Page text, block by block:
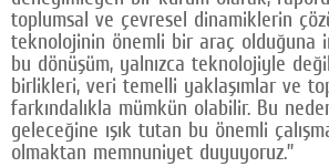
toplumsal ve çevresel dinamiklerin
teknolojinin önemli bir araç olduğuna
bu dönüşüm, yalnızca teknolojiyle
birlikleri, veri temelli yaklaşımlar ve
farkındalıkla mümkün olabilir. Bu
geleceğine ışık tutan bu önemli
olmaktan memnuniyet duyuyoruz.”